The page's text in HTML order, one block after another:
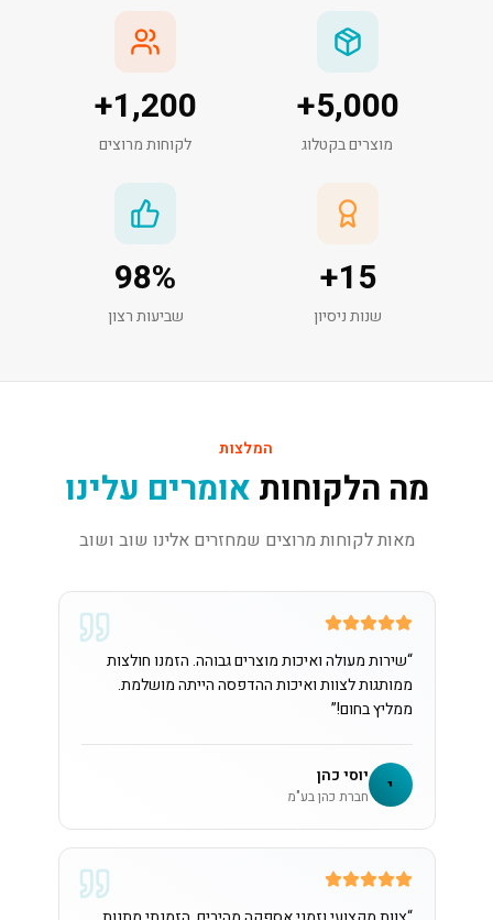
5,000
+
מוצרים בקטלוג
1,200
+
לקוחות מרוצים
15
+
שנות ניסיון
98%
שביעות רצון
המלצות
מה הלקוחות אומרים עלינו
מאות לקוחות מרוצים שמחזרים אלינו שוב ושוב
“שירות מעולה ואיכות מוצרים גבוהה. הזמנו חולצות
ממותגות לצוות ואיכות ההדפסה הייתה מושלמת.
ממליץ בחום!”
י יוסי כהן
חברת כהן בע"מ